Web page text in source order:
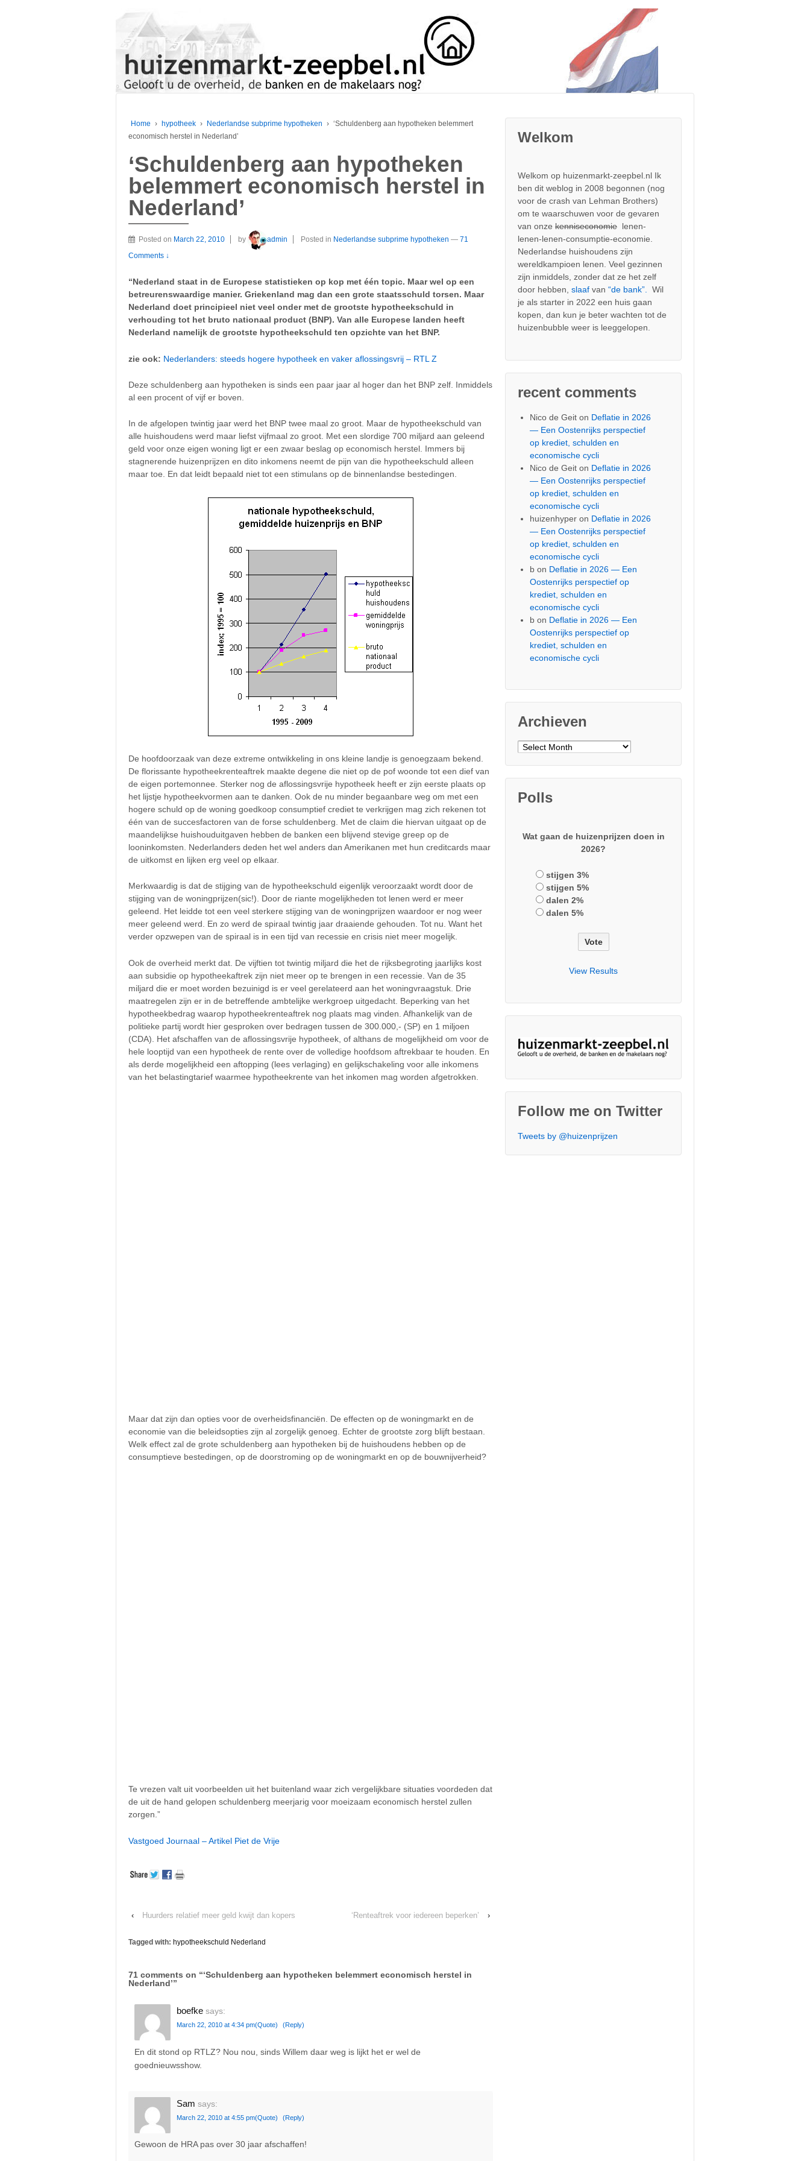
Home › hypotheek › Nederlandse subprime hypotheken › ‘Schuldenberg aan hypotheken belemmert
economisch herstel in Nederland’
‘Schuldenberg aan hypotheken
belemmert economisch herstel in
Nederland’
Posted on March 22, 2010 by admin Posted in Nederlandse subprime hypotheken — 71
Comments ↓
“Nederland staat in de Europese statistieken op kop met één topic. Maar wel op een
betreurenswaardige manier. Griekenland mag dan een grote staatsschuld torsen. Maar
Nederland doet principieel niet veel onder met de grootste hypotheekschuld in
verhouding tot het bruto nationaal product (BNP). Van alle Europese landen heeft
Nederland namelijk de grootste hypotheekschuld ten opzichte van het BNP.
zie ook: Nederlanders: steeds hogere hypotheek en vaker aflossingsvrij – RTL Z
Deze schuldenberg aan hypotheken is sinds een paar jaar al hoger dan het BNP zelf. Inmiddels
al een procent of vijf er boven.
In de afgelopen twintig jaar werd het BNP twee maal zo groot. Maar de hypotheekschuld van
alle huishoudens werd maar liefst vijfmaal zo groot. Met een slordige 700 miljard aan geleend
geld voor onze eigen woning ligt er een zwaar beslag op economisch herstel. Immers bij
stagnerende huizenprijzen en dito inkomens neemt de pijn van die hypotheekschuld alleen
maar toe. En dat leidt bepaald niet tot een stimulans op de binnenlandse bestedingen.
De hoofdoorzaak van deze extreme ontwikkeling in ons kleine landje is genoegzaam bekend.
De florissante hypotheekrenteaftrek maakte degene die niet op de pof woonde tot een dief van
de eigen portemonnee. Sterker nog de aflossingsvrije hypotheek heeft er zijn eerste plaats op
het lijstje hypotheekvormen aan te danken. Ook de nu minder begaanbare weg om met een
hogere schuld op de woning goedkoop consumptief crediet te verkrijgen mag zich rekenen tot
één van de succesfactoren van de forse schuldenberg. Met de claim die hiervan uitgaat op de
maandelijkse huishouduitgaven hebben de banken een blijvend stevige greep op de
looninkomsten. Nederlanders deden het wel anders dan Amerikanen met hun creditcards maar
de uitkomst en lijken erg veel op elkaar.
Merkwaardig is dat de stijging van de hypotheekschuld eigenlijk veroorzaakt wordt door de
stijging van de woningprijzen(sic!). Door de riante mogelijkheden tot lenen werd er meer
geleend. Het leidde tot een veel sterkere stijging van de woningprijzen waardoor er nog weer
meer geleend werd. En zo werd de spiraal twintig jaar draaiende gehouden. Tot nu. Want het
verder opzwepen van de spiraal is in een tijd van recessie en crisis niet meer mogelijk.
Ook de overheid merkt dat. De vijftien tot twintig miljard die het de rijksbegroting jaarlijks kost
aan subsidie op hypotheekaftrek zijn niet meer op te brengen in een recessie. Van de 35
miljard die er moet worden bezuinigd is er veel gerelateerd aan het woningvraagstuk. Drie
maatregelen zijn er in de betreffende ambtelijke werkgroep uitgedacht. Beperking van het
hypotheekbedrag waarop hypotheekrenteaftrek nog plaats mag vinden. Afhankelijk van de
politieke partij wordt hier gesproken over bedragen tussen de 300.000,- (SP) en 1 miljoen
(CDA). Het afschaffen van de aflossingsvrije hypotheek, of althans de mogelijkheid om voor de
hele looptijd van een hypotheek de rente over de volledige hoofdsom aftrekbaar te houden. En
als derde mogelijkheid een aftopping (lees verlaging) en gelijkschakeling voor alle inkomens
van het belastingtarief waarmee hypotheekrente van het inkomen mag worden afgetrokken.
Maar dat zijn dan opties voor de overheidsfinanciën. De effecten op de woningmarkt en de
economie van die beleidsopties zijn al zorgelijk genoeg. Echter de grootste zorg blijft bestaan.
Welk effect zal de grote schuldenberg aan hypotheken bij de huishoudens hebben op de
consumptieve bestedingen, op de doorstroming op de woningmarkt en op de bouwnijverheid?
Te vrezen valt uit voorbeelden uit het buitenland waar zich vergelijkbare situaties voordeden dat
de uit de hand gelopen schuldenberg meerjarig voor moeizaam economisch herstel zullen
zorgen.”
Vastgoed Journaal – Artikel Piet de Vrije
‹ Huurders relatief meer geld kwijt dan kopers ‘Renteaftrek voor iedereen beperken’ ›
Tagged with: hypotheekschuld Nederland
71 comments on “‘Schuldenberg aan hypotheken belemmert economisch herstel in
Nederland’”
boefke says:
March 22, 2010 at 4:34 pm(Quote) (Reply)
En dit stond op RTLZ? Nou nou, sinds Willem daar weg is lijkt het er wel de
goednieuwsshow.
Sam says:
March 22, 2010 at 4:55 pm(Quote) (Reply)
Gewoon de HRA pas over 30 jaar afschaffen!
Welkom
Welkom op huizenmarkt-zeepbel.nl Ik
ben dit weblog in 2008 begonnen (nog
voor de crash van Lehman Brothers)
om te waarschuwen voor de gevaren
van onzekenniseconomie lenen-
lenen-lenen-consumptie-economie.
Nederlandse huishoudens zijn
wereldkampioen lenen. Veel gezinnen
zijn inmiddels, zonder dat ze het zelf
door hebben,slaaf van“de bank”. Wil
je als starter in 2022 een huis gaan
kopen, dan kun je beter wachten tot de
huizenbubble weer is leeggelopen.
recent comments
Nico de Geit on Deflatie in 2026
— Een Oostenrijks perspectief
op krediet, schulden en
economische cycli
Nico de Geit on Deflatie in 2026
— Een Oostenrijks perspectief
op krediet, schulden en
economische cycli
huizenhyper on Deflatie in 2026
— Een Oostenrijks perspectief
op krediet, schulden en
economische cycli
b on Deflatie in 2026 — Een
Oostenrijks perspectief op
krediet, schulden en
economische cycli
b on Deflatie in 2026 — Een
Oostenrijks perspectief op
krediet, schulden en
economische cycli
Archieven
Archieven
Polls
Wat gaan de huizenprijzen doen in
2026?
stijgen 3%
stijgen 5%
dalen 2%
dalen 5%
View Results
Follow me on Twitter
Tweets by @huizenprijzen